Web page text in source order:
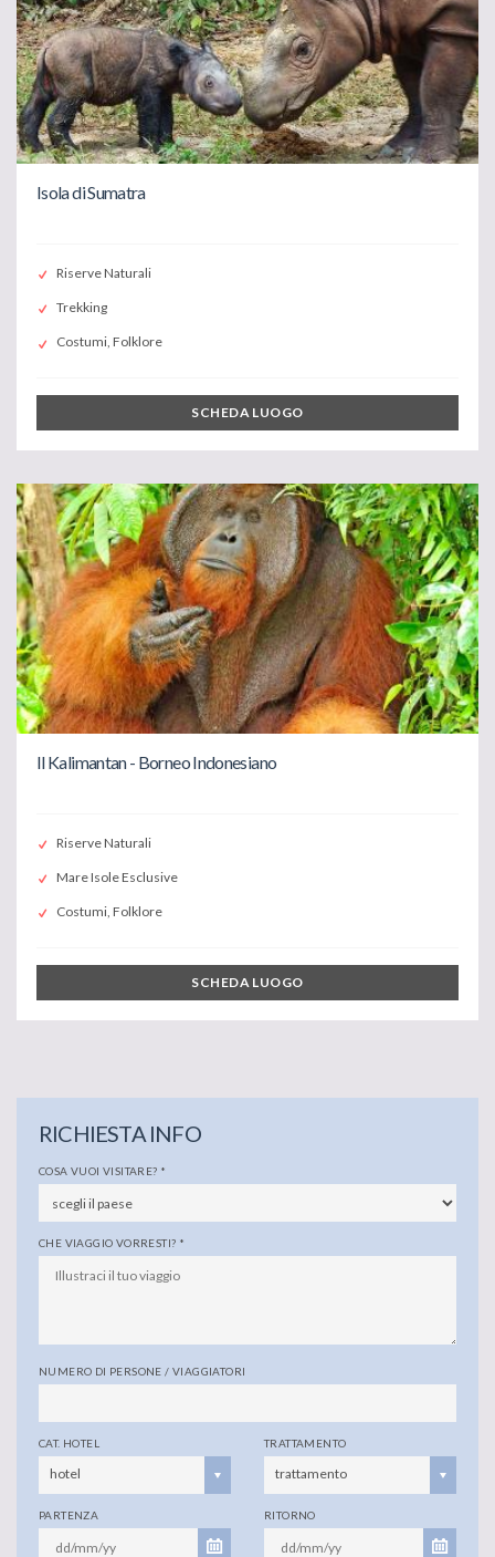
Isola di Sumatra
Riserve Naturali
Trekking
Costumi, Folklore
SCHEDA LUOGO
Il Kalimantan - Borneo Indonesiano
Riserve Naturali
Mare Isole Esclusive
Costumi, Folklore
SCHEDA LUOGO
RICHIESTA INFO
COSA VUOI VISITARE? *
CHE VIAGGIO VORRESTI? *
NUMERO DI PERSONE / VIAGGIATORI
CAT. HOTEL
hotel
TRATTAMENTO
trattamento
PARTENZA RITORNO